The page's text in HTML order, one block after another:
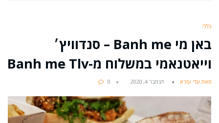
כללי
באן מי Banh me – סנדוויץ׳
וייאטנאמי במשלוח מ-Banh me Tlv
מאת עדי עזרא דצמבר 4, 2020 0